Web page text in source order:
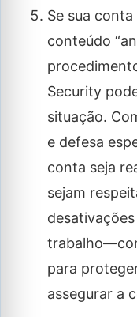
Se sua
conteúdo
Security
situação.
e defesa
conta seja
sejam
para
assegurar a